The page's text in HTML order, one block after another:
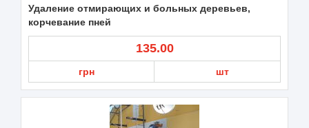
Удаление отмирающих и больных деревьев,
корчевание пней
135.00
грн шт